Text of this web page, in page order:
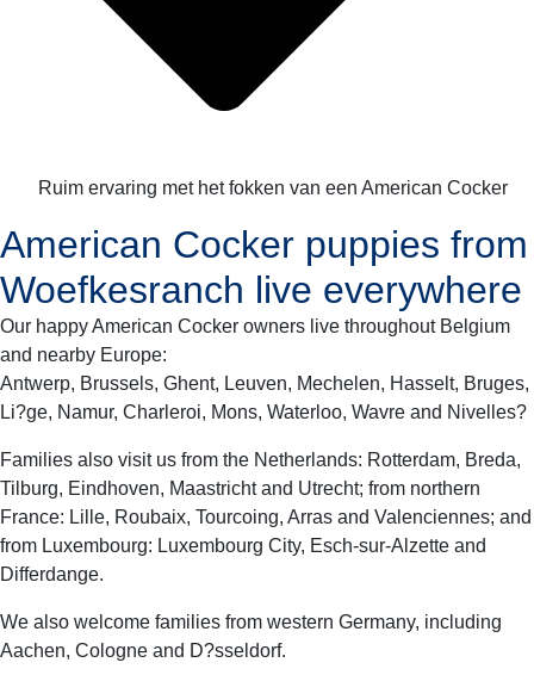
Ruim ervaring met het fokken van een American Cocker
American Cocker puppies from
Woefkesranch live everywhere
Our happy American Cocker owners live throughout Belgium
and nearby Europe:
Antwerp, Brussels, Ghent, Leuven, Mechelen, Hasselt, Bruges,
Li?ge, Namur, Charleroi, Mons, Waterloo, Wavre and Nivelles?
Families also visit us from the Netherlands: Rotterdam, Breda,
Tilburg, Eindhoven, Maastricht and Utrecht; from northern
France: Lille, Roubaix, Tourcoing, Arras and Valenciennes; and
from Luxembourg: Luxembourg City, Esch-sur-Alzette and
Differdange.
We also welcome families from western Germany, including
Aachen, Cologne and D?sseldorf.